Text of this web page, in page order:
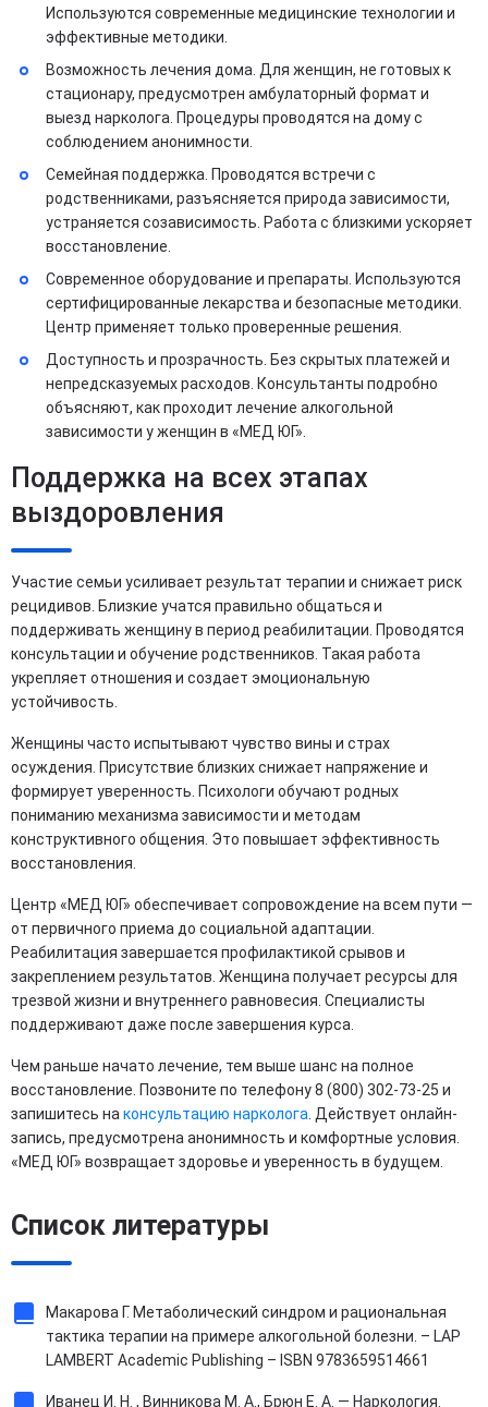
Используются современные медицинские технологии и
эффективные методики.
Возможность лечения дома. Для женщин, не готовых к
стационару, предусмотрен амбулаторный формат и
выезд нарколога. Процедуры проводятся на дому с
соблюдением анонимности.
Семейная поддержка. Проводятся встречи с
родственниками, разъясняется природа зависимости,
устраняется созависимость. Работа с близкими ускоряет
восстановление.
Современное оборудование и препараты. Используются
сертифицированные лекарства и безопасные методики.
Центр применяет только проверенные решения.
Доступность и прозрачность. Без скрытых платежей и
непредсказуемых расходов. Консультанты подробно
объясняют, как проходит лечение алкогольной
зависимости у женщин в «МЕД ЮГ».
Поддержка на всех этапах
выздоровления
Участие семьи усиливает результат терапии и снижает риск
рецидивов. Близкие учатся правильно общаться и
поддерживать женщину в период реабилитации. Проводятся
консультации и обучение родственников. Такая работа
укрепляет отношения и создает эмоциональную
устойчивость.
Женщины часто испытывают чувство вины и страх
осуждения. Присутствие близких снижает напряжение и
формирует уверенность. Психологи обучают родных
пониманию механизма зависимости и методам
конструктивного общения. Это повышает эффективность
восстановления.
Центр «МЕД ЮГ» обеспечивает сопровождение на всем пути —
от первичного приема до социальной адаптации.
Реабилитация завершается профилактикой срывов и
закреплением результатов. Женщина получает ресурсы для
трезвой жизни и внутреннего равновесия. Специалисты
поддерживают даже после завершения курса.
Чем раньше начато лечение, тем выше шанс на полное
восстановление. Позвоните по телефону 8 (800) 302-73-25 и
запишитесь на консультацию нарколога . Действует онлайн-
запись, предусмотрена анонимность и комфортные условия.
«МЕД ЮГ» возвращает здоровье и уверенность в будущем.
Список литературы
Макарова Г. Метаболический синдром и рациональная
тактика терапии на примере алкогольной болезни. – LAP
LAMBERT Academic Publishing – ISBN 9783659514661
Иванец И. Н. , Винникова М. А., Брюн Е. А. — Наркология.